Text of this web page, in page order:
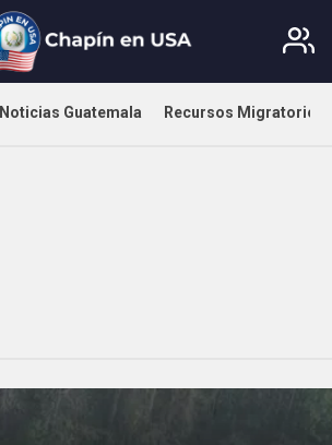
Noticias Guatemala Recursos Migratorios